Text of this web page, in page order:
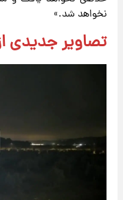
نخواهد شد.»
تصاویر جدیدی